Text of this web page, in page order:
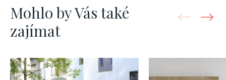
Mohlo by Vás také
zajímat